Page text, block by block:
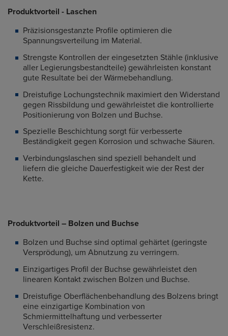
Produktvorteil - Laschen
Präzisionsgestanzte Profile optimieren die
Spannungsverteilung im Material.
Strengste Kontrollen der eingesetzten Stähle (inklusive
aller Legierungsbestandteile) gewährleisten konstant
gute Resultate bei der Wärmebehandlung.
Dreistufige Lochungstechnik maximiert den Widerstand
gegen Rissbildung und gewährleistet die kontrollierte
Positionierung von Bolzen und Buchse.
Spezielle Beschichtung sorgt für verbesserte
Beständigkeit gegen Korrosion und schwache Säuren.
Verbindungslaschen sind speziell behandelt und
liefern die gleiche Dauerfestigkeit wie der Rest der
Kette.
Produktvorteil – Bolzen und Buchse
Bolzen und Buchse sind optimal gehärtet (geringste
Versprödung), um Abnutzung zu verringern.
Einzigartiges Profil der Buchse gewährleistet den
linearen Kontakt zwischen Bolzen und Buchse.
Dreistufige Oberflächenbehandlung des Bolzens bringt
eine einzigartige Kombination von
Schmiermittelhaftung und verbesserter
Verschleißresistenz.